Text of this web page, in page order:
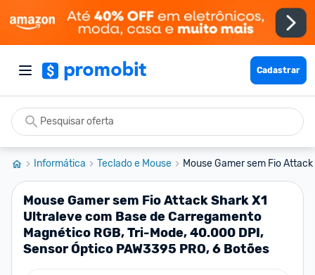
Cadastrar
Informática Teclado e Mouse Mouse Gamer sem Fio
Mouse Gamer sem Fio Attack Shark X1
Ultraleve com Base de Carregamento
Magnético RGB, Tri-Mode, 40.000 DPI,
Sensor Óptico PAW3395 PRO, 6 Botões